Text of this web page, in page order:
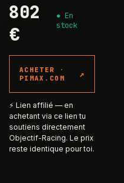
802
€
● En
stock
ACHETER ·
PIMAX.COM
↗
⚡ Lien affilié — en
achetant via ce lien tu
soutiens directement
Objectif-Racing. Le prix
reste identique pour toi.